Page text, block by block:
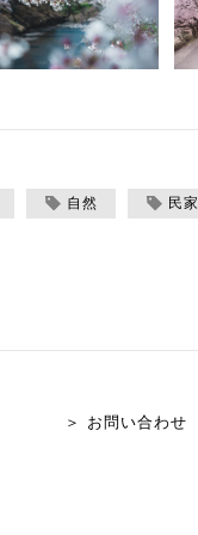
自然 民家
＞ お問い合わせ